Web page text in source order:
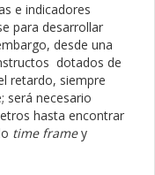
e indicadores
para desarrollar
desde una
dotados de
retardo, siempre
será necesario
hasta encontrar
time framey